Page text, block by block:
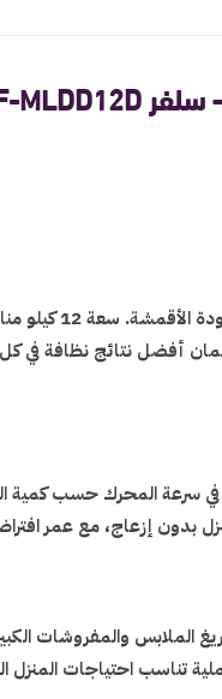
تتميز غسالة تحميل
أفضل نتائج نظافة في كل
في سرعة المحرك حسب
بدون إزعاج، مع عمر
والمفروشات
تناسب احتياجات المنزل